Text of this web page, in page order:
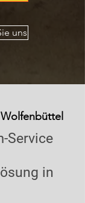
uns
Service
in